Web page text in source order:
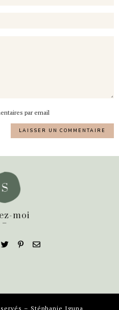
par email
moi
_
– Stéphanie Iguna